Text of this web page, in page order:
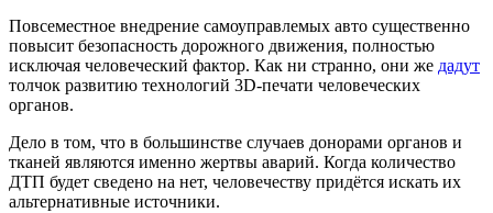
Повсеместное внедрение самоуправлемых авто существенно
повысит безопасность дорожного движения, полностью
исключая человеческий фактор. Как ни странно, они же дадут
толчок развитию технологий 3D-печати человеческих
органов.
Дело в том, что в большинстве случаев донорами органов и
тканей являются именно жертвы аварий. Когда количество
ДТП будет сведено на нет, человечеству придётся искать их
альтернативные источники.